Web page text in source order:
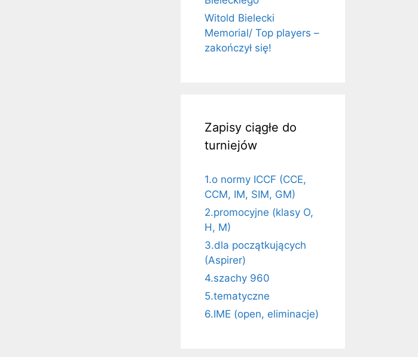
Witold Bielecki
Memorial/ Top players –
zakończył się!
Zapisy ciągłe do
turniejów
1.o normy ICCF (CCE,
CCM, IM, SIM, GM)
2.promocyjne (klasy O,
H, M)
3.dla początkujących
(Aspirer)
4.szachy 960
5.tematyczne
6.IME (open, eliminacje)